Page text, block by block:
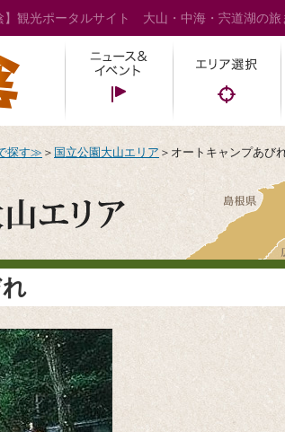
】観光ポータルサイト 大山・中海・宍道湖の旅
探す≫ ＞ 国立公園大山エリア ＞オートキャンプあび